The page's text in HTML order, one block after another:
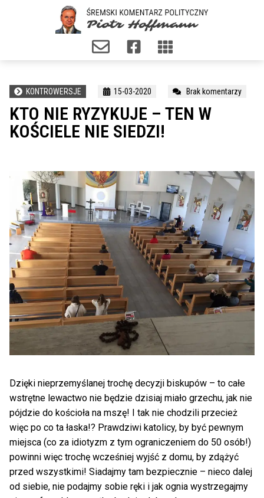
KONTROWERSJE 15-03-2020 Brak komentarzy
KTO NIE RYZYKUJE – TEN W
KOŚCIELE NIE SIEDZI!
Dzięki nieprzemyślanej trochę decyzji biskupów – to całe
wstrętne lewactwo nie będzie dzisiaj miało grzechu, jak nie
pójdzie do kościoła na mszę! I tak nie chodzili przecież
więc po co ta łaska!? Prawdziwi katolicy, by być pewnym
miejsca (co za idiotyzm z tym ograniczeniem do 50 osób!)
powinni więc trochę wcześniej wyjść z domu, by zdążyć
przed wszystkimi! Siadajmy tam bezpiecznie – nieco dalej
od siebie, nie podajmy sobie ręki i jak ognia wystrzegajmy